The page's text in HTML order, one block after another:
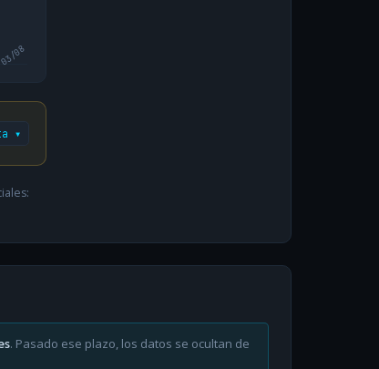
03/08
▾
. Pasado ese plazo, los datos se ocultan de